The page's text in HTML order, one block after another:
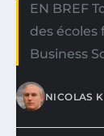
EN BREF
des écoles
Business
NICOLAS